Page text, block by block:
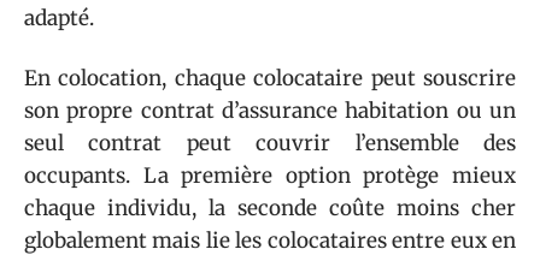
adapté.
En colocation, chaque colocataire peut souscrire
son propre contrat d’assurance habitation ou un
seul contrat peut couvrir l’ensemble des
occupants. La première option protège mieux
chaque individu, la seconde coûte moins cher
globalement mais lie les colocataires entre eux en